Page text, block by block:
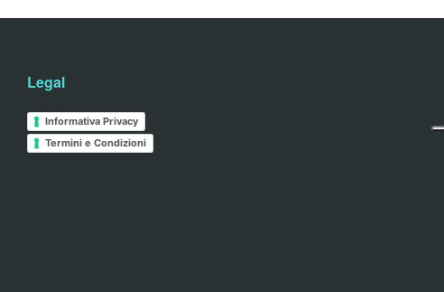
Legal
Informativa Privacy
Termini e Condizioni